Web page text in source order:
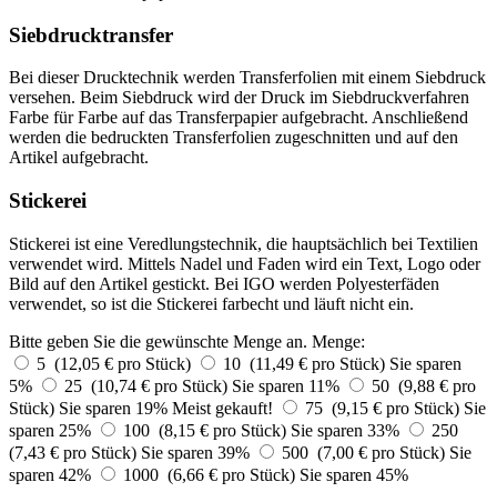
Siebdrucktransfer
Bei dieser Drucktechnik werden Transferfolien mit einem Siebdruck
versehen. Beim Siebdruck wird der Druck im Siebdruckverfahren
Farbe für Farbe auf das Transferpapier aufgebracht. Anschließend
werden die bedruckten Transferfolien zugeschnitten und auf den
Artikel aufgebracht.
Stickerei
Stickerei ist eine Veredlungstechnik, die hauptsächlich bei Textilien
verwendet wird. Mittels Nadel und Faden wird ein Text, Logo oder
Bild auf den Artikel gestickt. Bei IGO werden Polyesterfäden
verwendet, so ist die Stickerei farbecht und läuft nicht ein.
Bitte geben Sie die gewünschte Menge an. Menge:
5 (12,05 € pro Stück)
10 (11,49 € pro Stück) Sie sparen
5%
25 (10,74 € pro Stück) Sie sparen 11%
50 (9,88 € pro
Stück) Sie sparen 19% Meist gekauft! 75 (9,15 € pro Stück) Sie
sparen 25%
100 (8,15 € pro Stück) Sie sparen 33%
250
(7,43 € pro Stück) Sie sparen 39% 500 (7,00 € pro Stück) Sie
sparen 42%
1000 (6,66 € pro Stück) Sie sparen 45%